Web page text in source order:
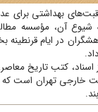
آن، مؤسسه
در ایام قرنطینه
کتب تاریخ معاصر،
تهران است که